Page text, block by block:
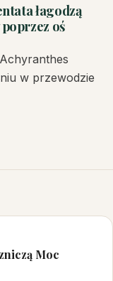
łagodzą
oś
w przewodzie
Moc